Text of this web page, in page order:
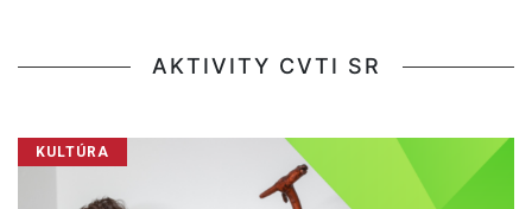
AKTIVITY CVTI SR
KULTÚRA